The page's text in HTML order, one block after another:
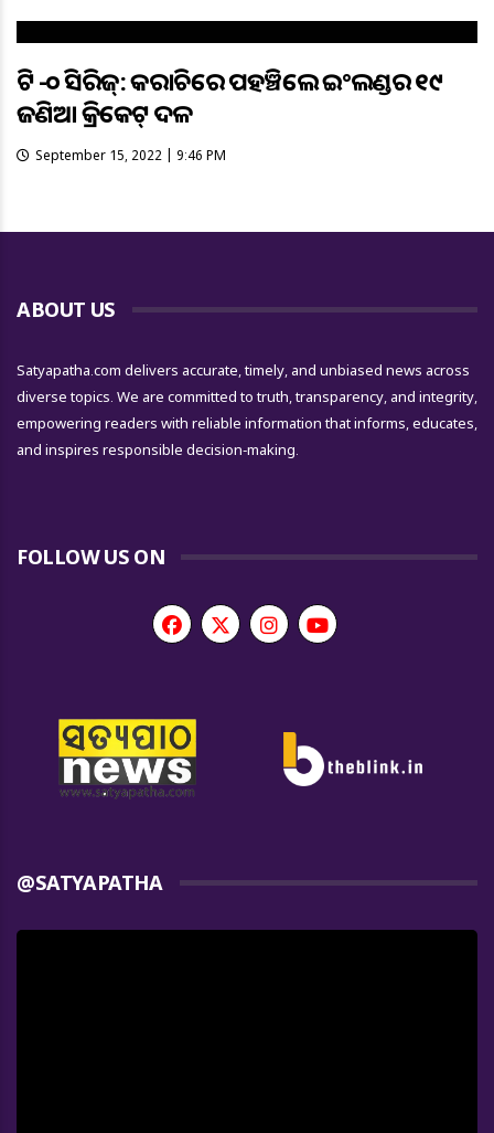
ଟି -୨୦ ସିରିଜ୍‌: କରାଚିରେ ପହଞ୍ଚିଲେ ଇଂଲଣ୍ଡର ୧୯
ଜଣିଆ କ୍ରିକେଟ୍‌ ଦଳ
September 15, 2022 | 9:46 PM
ABOUT US
Satyapatha.com delivers accurate, timely, and unbiased news across
diverse topics. We are committed to truth, transparency, and integrity,
empowering readers with reliable information that informs, educates,
and inspires responsible decision-making.
FOLLOW US ON
@SATYAPATHA